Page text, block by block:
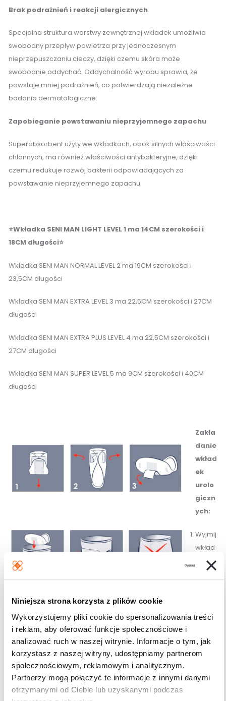
Niniejsza strona korzysta z plików cookie
Wykorzystujemy pliki cookie do spersonalizowania treści
i reklam, aby oferować funkcje społecznościowe i
analizować ruch w naszej witrynie. Informacje o tym, jak
korzystasz z naszej witryny, udostępniamy partnerom
społecznościowym, reklamowym i analitycznym.
Partnerzy mogą połączyć te informacje z innymi danymi
otrzymanymi od Ciebie lub uzyskanymi podczas
Brak podrażnień i reakcji alergicznych
Specjalna struktura warstwy zewnętrznej wkładek umożliwia
swobodny przepływ powietrza przy jednoczesnym
nieprzepuszczaniu cieczy, dzięki czemu skóra może
swobodnie oddychać. Oddychalność wyrobu sprawia, że
powstaje mniej podrażnień, co potwierdzają niezależne
badania dermatologiczne.
Zapobieganie powstawaniu nieprzyjemnego zapachu
Superabsorbent użyty we wkładkach, obok silnych właściwości
chłonnych, ma również właściwości antybakteryjne, dzięki
czemu redukuje rozwój bakterii odpowiadających za
powstawanie nieprzyjemnego zapachu.
⭐Wkładka SENI MAN LIGHT LEVEL 1 ma 14CM szerokości i
18CM długości⭐
Wkładka SENI MAN NORMAL LEVEL 2 ma 19CM szerokości i
23,5CM długości
Wkładka SENI MAN EXTRA LEVEL 3 ma 22,5CM szerokości i 27CM
długości
Wkładka SENI MAN EXTRA PLUS LEVEL 4 ma 22,5CM szerokości i
27CM długości
Wkładka SENI MAN SUPER LEVEL 5 ma 9CM szerokości i 40CM
długości
Zakła
danie
wkład
ek
urolo
giczn
ych:
Wyjmij
wkład
urolog
opakowania.
Rozłóż wkładkę.
Usuń papier z paska klejowego na zewnętrznej części
wkładki.
Umieść wkładkę wewnątrz bielizny paskiem klejowym do
dołu. Szeroka część wkładki powinna znajdować się na
przodzie bielizny.